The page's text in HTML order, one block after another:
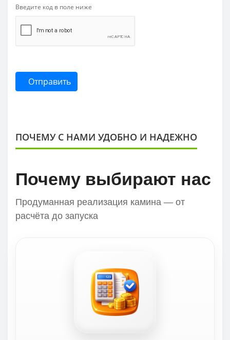
Введите код в поле ниже
Отправить
ПОЧЕМУ С НАМИ УДОБНО И НАДЕЖНО
Почему выбирают нас
Продуманная реализация камина — от
расчёта до запуска